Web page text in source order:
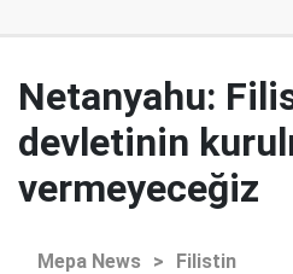
Netanyahu:
devletinin
vermeyeceğiz
Mepa News > Filistin